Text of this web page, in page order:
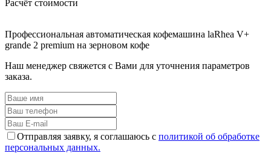
Расчёт стоимости
Профессиональная автоматическая кофемашина laRhea V+
grande 2 premium на зерновом кофе
Наш менеджер свяжется с Вами для уточнения параметров
заказа.
Отправляя заявку, я соглашаюсь с политикой об обработке
персональных данных.